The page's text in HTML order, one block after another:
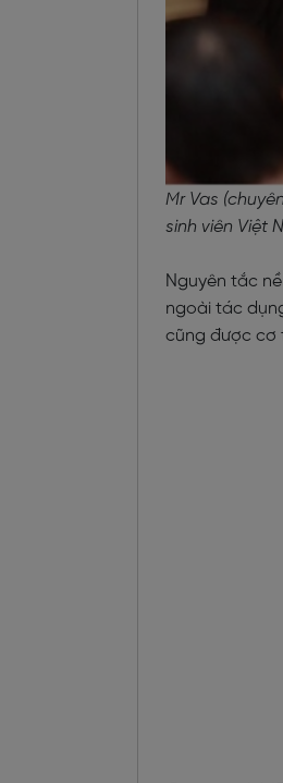
Mr Vas
sinh viên Việt
Nguyên tắc
ngoài tác
cũng được cơ